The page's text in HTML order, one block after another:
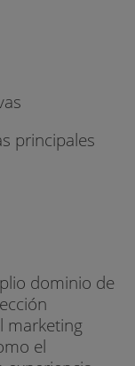
principales
dominio de
marketing
el